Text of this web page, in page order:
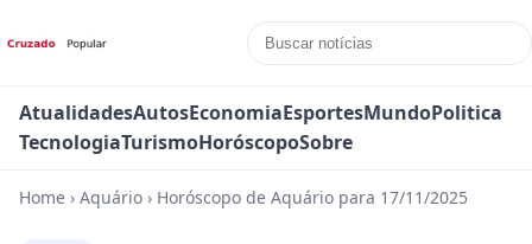
AtualidadesAutosEconomiaEsportesMundoPolitica
TecnologiaTurismoHoróscopoSobre
Home › Aquário › Horóscopo de Aquário para 17/11/2025